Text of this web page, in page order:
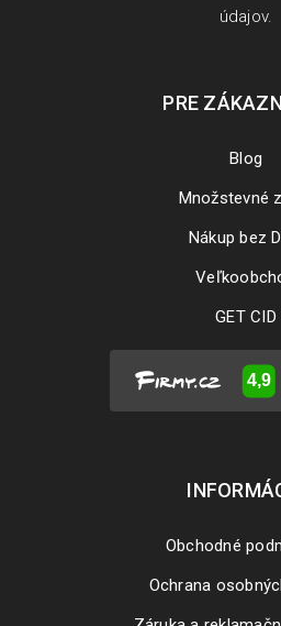
údajov.
PRE
Blog
Množstevné
Nákup bez
GET CID
Obchodné
Ochrana